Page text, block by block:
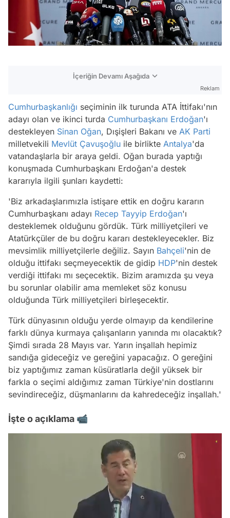
İçeriğin Devamı Aşağıda
Reklam
Cumhurbaşkanlığı seçiminin ilk turunda ATA İttifakı'nın
adayı olan ve ikinci turda Cumhurbaşkanı Erdoğan'ı
destekleyen Sinan Oğan, Dışişleri Bakanı ve AK Parti
milletvekili Mevlüt Çavuşoğlu ile birlikte Antalya'da
vatandaşlarla bir araya geldi. Oğan burada yaptığı
konuşmada Cumhurbaşkanı Erdoğan'a destek
kararıyla ilgili şunları kaydetti:
'Biz arkadaşlarımızla istişare ettik en doğru kararın
Cumhurbaşkanı adayı Recep Tayyip Erdoğan'ı
desteklemek olduğunu gördük. Türk milliyetçileri ve
Atatürkçüler de bu doğru kararı destekleyecekler. Biz
mevsimlik milliyetçilerle değiliz. Sayın Bahçeli'nin de
olduğu ittifakı seçmeyecektik de gidip HDP'nin destek
verdiği ittifakı mı seçecektik. Bizim aramızda şu veya
bu sorunlar olabilir ama memleket söz konusu
olduğunda Türk milliyetçileri birleşecektir.
Türk dünyasının olduğu yerde olmayıp da kendilerine
farklı dünya kurmaya çalışanların yanında mı olacaktık?
Şimdi sırada 28 Mayıs var. Yarın inşallah hepimiz
sandığa gideceğiz ve gereğini yapacağız. O gereğini
biz yaptığımız zaman küsüratlarla değil yüksek bir
farkla o seçimi aldığımız zaman Türkiye'nin dostlarını
sevindireceğiz, düşmanlarını da kahredeceğiz inşallah.'
İşte o açıklama 📹